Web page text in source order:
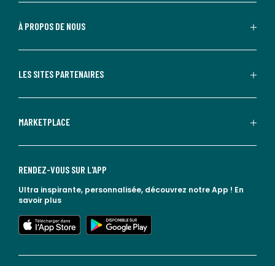
À PROPOS DE NOUS
LES SITES PARTENAIRES
MARKETPLACE
RENDEZ-VOUS SUR L'APP
Ultra inspirante, personnalisée, découvrez notre App ! En
savoir plus
lien vers l'app store
lien vers google play